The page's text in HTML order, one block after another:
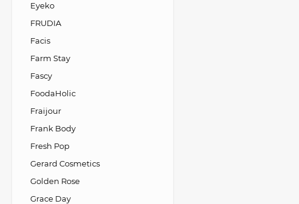
Eyeko
FRUDIA
Facis
Farm Stay
Fascy
FoodaHolic
Fraijour
Frank Body
Fresh Pop
Gerard Cosmetics
Golden Rose
Grace Day